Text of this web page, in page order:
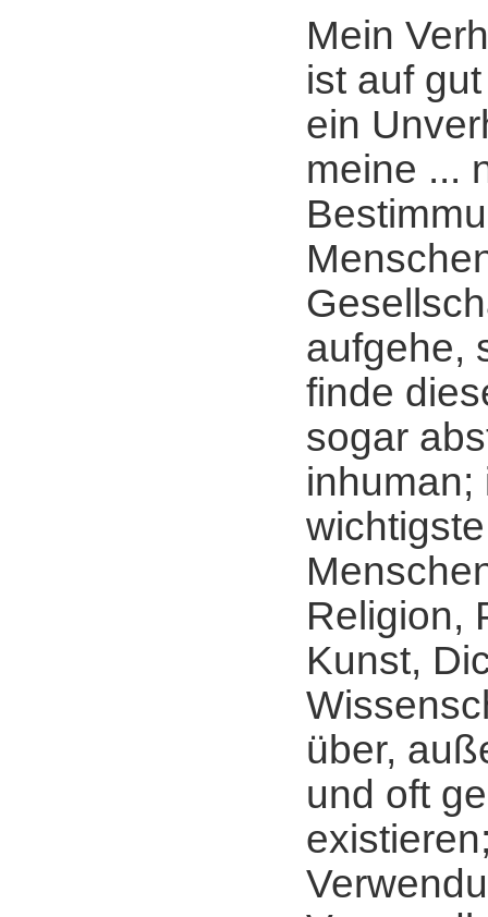
Mein
ist auf
ein
meine ...
aufgehe,
finde
sogar
inhuman;
Religion,
Kunst,
über,
und oft